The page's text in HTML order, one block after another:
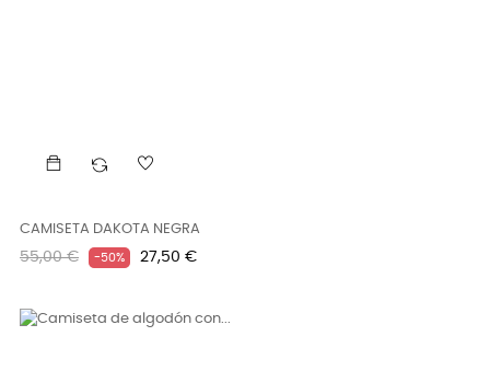
CAMISETA DAKOTA NEGRA
Precio
55,00 € -50% Precio
27,50 €